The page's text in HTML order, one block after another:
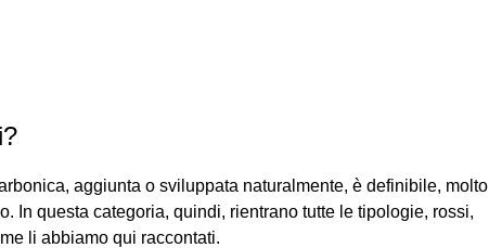
aggiunta o sviluppata naturalmente, è definibile, molto
In questa categoria, quindi, rientrano tutte le tipologie, rossi,
li abbiamo qui raccontati.